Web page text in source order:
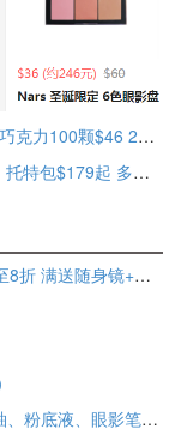
颗$46 250颗$99
起 多款打折 低至6折
NARS Cosmetics：畅销彩妆特惠！折扣区低至8折 满送随身镜+化妆包
OLIVE YOUNG US：Alleyoop彩妆热卖 入唇釉、粉底液、眼影笔等 低至8.5折